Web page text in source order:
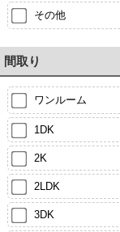
その他
間取り
ワンルーム
1DK
2K
2LDK
3DK